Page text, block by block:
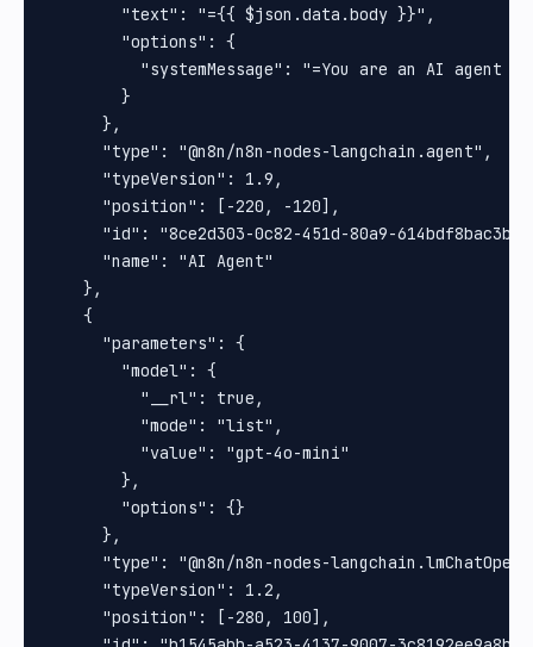
        "text": "={{ $json.data.body }}",
        "options": {
"systemMessage": "=You are an AI agent
        }
      },
      "type": "@n8n/n8n-nodes-langchain.agent",
      "typeVersion": 1.9,
      "position": [-220, -120],
      "id": "8ce2d303-0c82-451d-80a9-614bdf8bac3b",
      "name": "AI Agent"
    },
    {
      "parameters": {
        "model": {
          "__rl": true,
          "mode": "list",
          "value": "gpt-4o-mini"
        },
        "options": {}
      },
"type": "@n8n/n8n-nodes-
      "typeVersion": 1.2,
      "position": [-280, 100],